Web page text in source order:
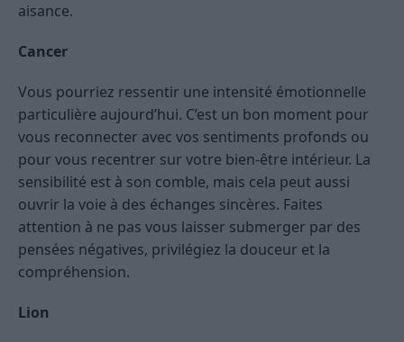
aisance.
Cancer
Vous pourriez ressentir une intensité émotionnelle
particulière aujourd’hui. C’est un bon moment pour
vous reconnecter avec vos sentiments profonds ou
pour vous recentrer sur votre bien-être intérieur. La
sensibilité est à son comble, mais cela peut aussi
ouvrir la voie à des échanges sincères. Faites
attention à ne pas vous laisser submerger par des
pensées négatives, privilégiez la douceur et la
compréhension.
Lion